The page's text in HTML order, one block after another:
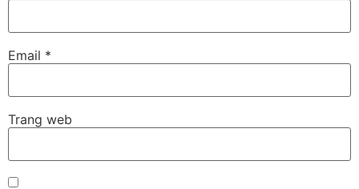
Email *
Trang web